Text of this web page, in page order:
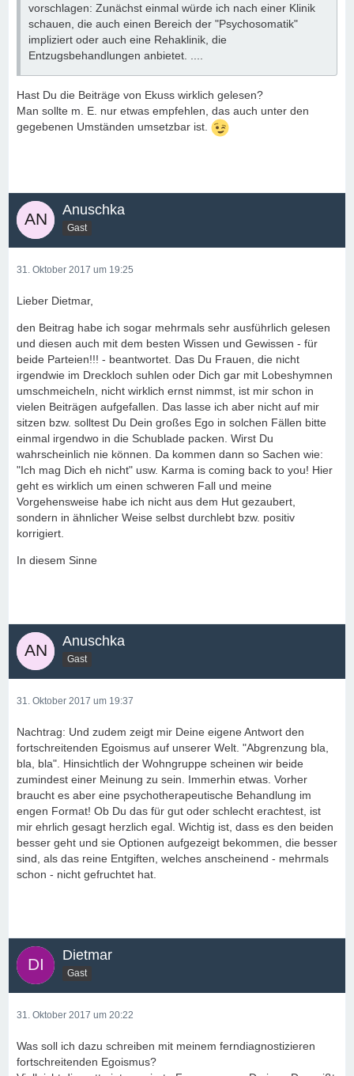
vorschlagen: Zunächst einmal würde ich nach einer Klinik
schauen, die auch einen Bereich der "Psychosomatik"
impliziert oder auch eine Rehaklinik, die
Entzugsbehandlungen anbietet. ....
Hast Du die Beiträge von Ekuss wirklich gelesen?
Man sollte m. E. nur etwas empfehlen, das auch unter den
gegebenen Umständen umsetzbar ist.
Anuschka
Gast
31. Oktober 2017 um 19:25
Lieber Dietmar,
den Beitrag habe ich sogar mehrmals sehr ausführlich gelesen
und diesen auch mit dem besten Wissen und Gewissen - für
beide Parteien!!! - beantwortet. Das Du Frauen, die nicht
irgendwie im Dreckloch suhlen oder Dich gar mit Lobeshymnen
umschmeicheln, nicht wirklich ernst nimmst, ist mir schon in
vielen Beiträgen aufgefallen. Das lasse ich aber nicht auf mir
sitzen bzw. solltest Du Dein großes Ego in solchen Fällen bitte
einmal irgendwo in die Schublade packen. Wirst Du
wahrscheinlich nie können. Da kommen dann so Sachen wie:
"Ich mag Dich eh nicht" usw. Karma is coming back to you! Hier
geht es wirklich um einen schweren Fall und meine
Vorgehensweise habe ich nicht aus dem Hut gezaubert,
sondern in ähnlicher Weise selbst durchlebt bzw. positiv
korrigiert.
In diesem Sinne
Anuschka
Gast
31. Oktober 2017 um 19:37
Nachtrag: Und zudem zeigt mir Deine eigene Antwort den
fortschreitenden Egoismus auf unserer Welt. "Abgrenzung bla,
bla, bla". Hinsichtlich der Wohngruppe scheinen wir beide
zumindest einer Meinung zu sein. Immerhin etwas. Vorher
braucht es aber eine psychotherapeutische Behandlung im
engen Format! Ob Du das für gut oder schlecht erachtest, ist
mir ehrlich gesagt herzlich egal. Wichtig ist, dass es den beiden
besser geht und sie Optionen aufgezeigt bekommen, die besser
sind, als das reine Entgiften, welches anscheinend - mehrmals
schon - nicht gefruchtet hat.
Dietmar
Gast
31. Oktober 2017 um 20:22
Was soll ich dazu schreiben mit meinem ferndiagnostizieren
fortschreitenden Egoismus?